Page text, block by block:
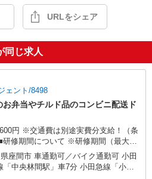
URLをシェア
同じ求人
ェント/8498
お弁当やチルド品のコンビニ配送ド
円 ※交通費は別途実費分支給！（条
研修期間について ※研修期間（最大2
、時給1,350円（日収9,450円〜）とな
座間市 車通勤可／バイク通勤可 小田
「中央林間駅」車7分 小田急線「小田